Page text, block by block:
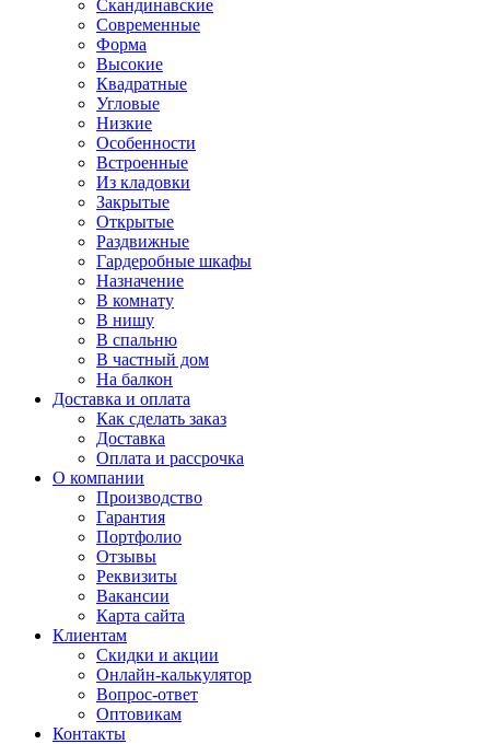
Скандинавские
Современные
Форма
Высокие
Квадратные
Угловые
Низкие
Особенности
Встроенные
Из кладовки
Закрытые
Открытые
Раздвижные
Гардеробные шкафы
Назначение
В комнату
В нишу
В спальню
В частный дом
На балкон
Доставка и оплата
Как сделать заказ
Доставка
Оплата и рассрочка
О компании
Производство
Гарантия
Портфолио
Отзывы
Реквизиты
Вакансии
Карта сайта
Клиентам
Скидки и акции
Онлайн-калькулятор
Вопрос-ответ
Оптовикам
Контакты